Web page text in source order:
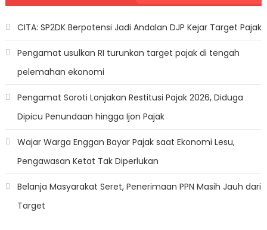
CITA: SP2DK Berpotensi Jadi Andalan DJP Kejar Target Pajak
Pengamat usulkan RI turunkan target pajak di tengah
pelemahan ekonomi
Pengamat Soroti Lonjakan Restitusi Pajak 2026, Diduga
Dipicu Penundaan hingga Ijon Pajak
Wajar Warga Enggan Bayar Pajak saat Ekonomi Lesu,
Pengawasan Ketat Tak Diperlukan
Belanja Masyarakat Seret, Penerimaan PPN Masih Jauh dari
Target